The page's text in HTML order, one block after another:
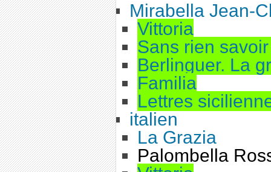
Mirabella Jean-
Vittoria
Sans rien savoir
Berlinguer. La
Familia
Lettres
italien
La Grazia
Palombella